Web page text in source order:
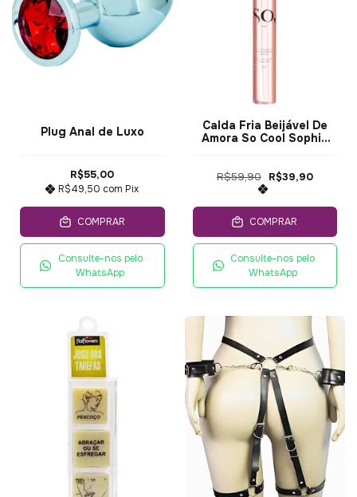
Plug Anal de Luxo
R$55,00
R$49,50 com Pix
COMPRAR
Consulte-nos pelo
WhatsApp
Calda Fria Beijável De
Amora So Cool Sophie
R$59,90 R$39,90
COMPRAR
Consulte-nos pelo
WhatsApp